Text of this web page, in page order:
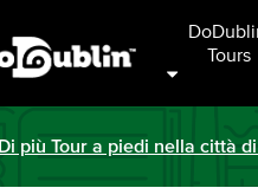
Tours
Di più Tour a piedi nella città